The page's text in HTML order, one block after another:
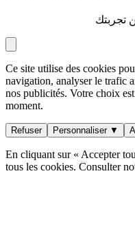
تجربتك
Ce site utilise des cookies
navigation, analyser le trafic
nos publicités. Votre choix
moment.
Refuser Personnaliser ▼
En cliquant sur « Accepter
tous les cookies. Consulter